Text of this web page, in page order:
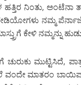
ಹತ್ತಿರ ನಿಂತು,
ನಮ್ಮ
ಕೇಳಿ ನಮ್ಮನ್ನು
ಚುರುಕು
ಮಾತರಂ